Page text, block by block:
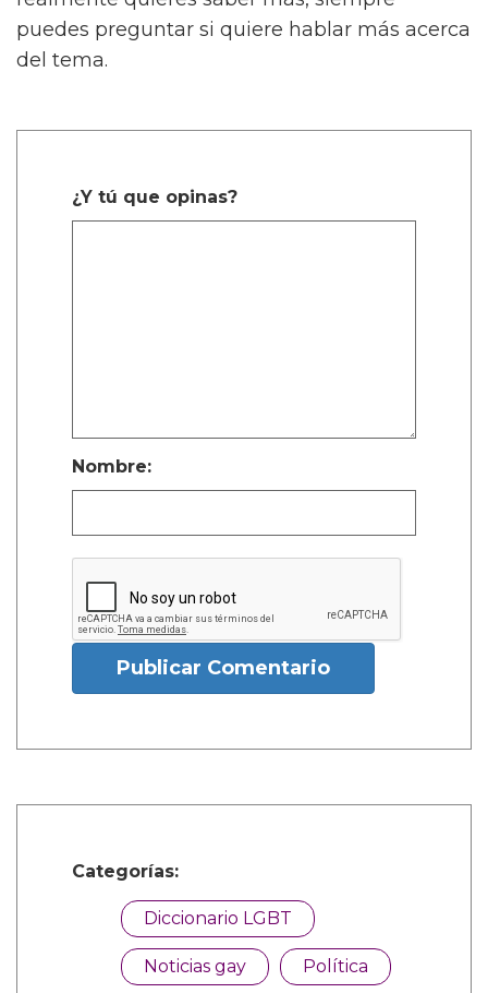
puedes preguntar si quiere hablar más acerca
del tema.
¿Y tú que opinas?
Nombre:
Publicar Comentario
Categorías:
Diccionario LGBT
Noticias gay Política